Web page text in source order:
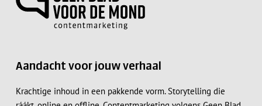
Aandacht voor jouw verhaal
Krachtige inhoud in een pakkende vorm. Storytelling die